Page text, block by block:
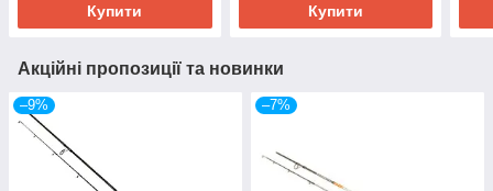
Купити Купити
Акційні пропозиції та новинки
–9% –7%